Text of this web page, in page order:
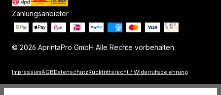
© 2026 AprintaPro GmbH Alle Rechte vorbehalten.
ImpressumAGBDatenschutzRücktrittsrecht / Widerrufsbelehrung
Zahlungsanbieter